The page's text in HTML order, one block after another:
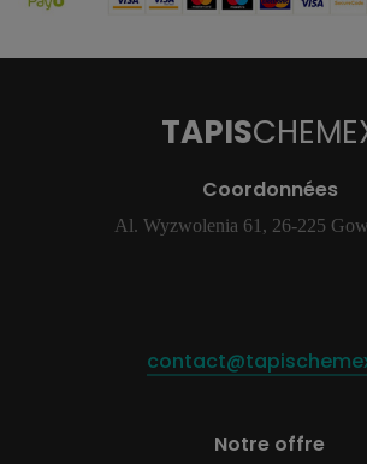
TAPIS
Coordonnées
Al. Wyzwolenia 61, 26-225
Notre offre